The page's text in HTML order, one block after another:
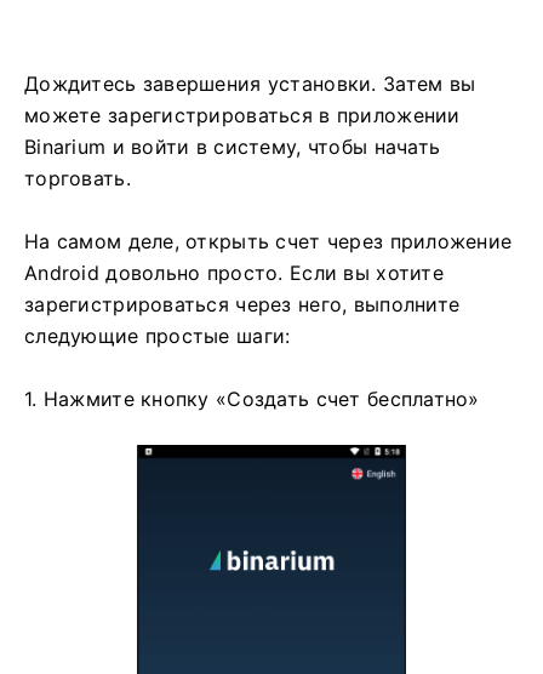
Дождитесь завершения установки. Затем вы
можете зарегистрироваться в приложении
Binarium и войти в систему, чтобы начать
торговать.
На самом деле, открыть счет через приложение
Android довольно просто. Если вы хотите
зарегистрироваться через него, выполните
следующие простые шаги:
1. Нажмите кнопку «Создать счет бесплатно»